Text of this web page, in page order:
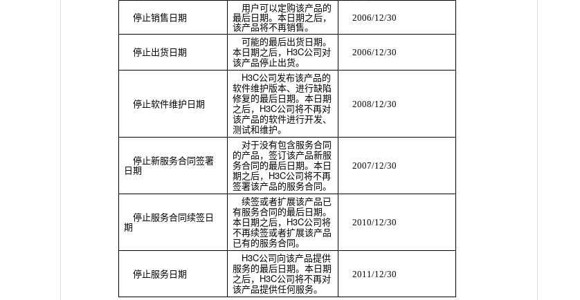
停止销售日期
用户可以定购该产品的
最后日期。本日期之后，
该产品将不再销售。
2006/12/30
停止出货日期
可能的最后出货日期。
本日期之后， H3C公司对
该产品停止出货。
2006/12/30
停止软件维护日期
H3C公司发布该产品的
软件维护版本、进行缺陷
修复的最后日期。本日期
之后， H3C公司将不再对
该产品的软件进行开发、
测试和维护。
2008/12/30
停止新服务合同签署
日期
对于没有包含服务合同
的产品，签订该产品新服
务合同的最后日期。本日
期之后， H3C公司将不再
签署该产品的服务合同。
2007/12/30
停止服务合同续签日
期
续签或者扩展该产品已
有服务合同的最后日期。
本日期之后， H3C公司将
不再续签或者扩展该产品
已有的服务合同。
2010/12/30
停止服务日期
H3C公司向该产品提供
服务的最后日期。本日期
之后， H3C公司将不再对
该产品提供任何服务。
2011/12/30